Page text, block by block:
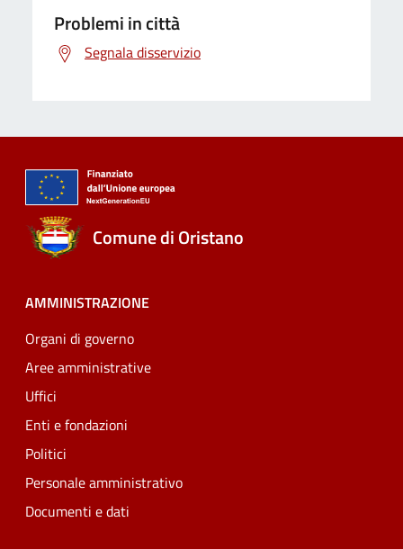
Problemi in città
Segnala disservizio
Comune di Oristano
AMMINISTRAZIONE
Organi di governo
Aree amministrative
Uffici
Enti e fondazioni
Politici
Personale amministrativo
Documenti e dati